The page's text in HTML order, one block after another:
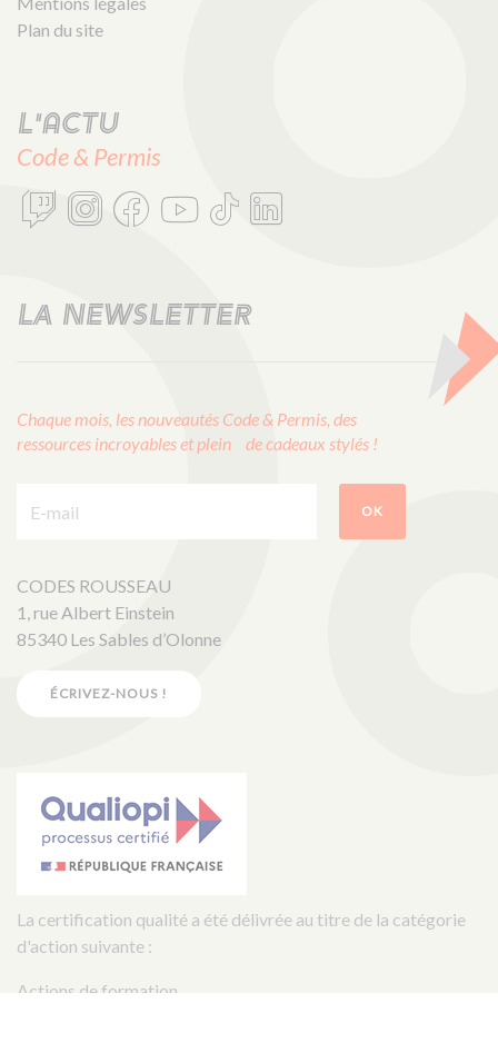
Plan du site
L'actu
Code & Permis
LA NEWSLETTER
Chaque mois, les nouveautés Code & Permis, des
ressources incroyables et plein de cadeaux stylés !
OK
CODES ROUSSEAU
1, rue Albert Einstein
85340 Les Sables d’Olonne
ÉCRIVEZ-NOUS !
La certification qualité a été délivrée au titre de la catégorie
d'action suivante :
Actions de formation